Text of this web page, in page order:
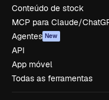
Conteúdo de stock
MCP para Claude/
Agentes New
API
App móvel
Todas as ferramentas